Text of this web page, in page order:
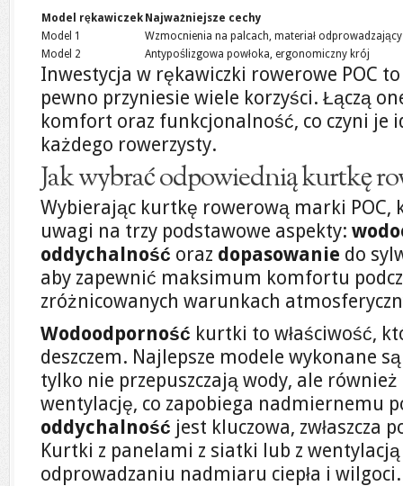
Model rękawiczek Najważniejsze cechy
Model 1
Wzmocnienia na palcach, materiał
Model 2
Antypoślizgowa powłoka, ergonomiczny krój
Inwestycja w rękawiczki rowerowe POC
pewno przyniesie wiele korzyści. Łączą
komfort oraz funkcjonalność, co czyni je
każdego rowerzysty.
Jak wybrać odpowiednią kurtkę
Wybierając kurtkę rowerową marki POC,
uwagi na trzy podstawowe aspekty:
oddychalność oraz dopasowanie do
aby zapewnić maksimum komfortu
zróżnicowanych warunkach
Wodoodporność kurtki to właściwość,
deszczem. Najlepsze modele wykonane
tylko nie przepuszczają wody, ale
wentylację, co zapobiega nadmiernemu
oddychalność jest kluczowa, zwłaszcza
Kurtki z panelami z siatki lub z
odprowadzaniu nadmiaru ciepła i wilgoci.